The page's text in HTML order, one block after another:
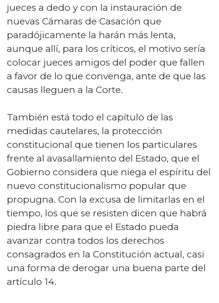
jueces a dedo y con la instauración de
nuevas Cámaras de Casación que
paradójicamente la harán más lenta,
aunque allí, para los críticos, el motivo sería
colocar jueces amigos del poder que fallen
a favor de lo que convenga, ante de que las
causas lleguen a la Corte.
También está todo el capítulo de las
medidas cautelares, la protección
constitucional que tienen los particulares
frente al avasallamiento del Estado, que el
Gobierno considera que niega el espíritu del
nuevo constitucionalismo popular que
propugna. Con la excusa de limitarlas en el
tiempo, los que se resisten dicen que habrá
piedra libre para que el Estado pueda
avanzar contra todos los derechos
consagrados en la Constitución actual, casi
una forma de derogar una buena parte del
artículo 14.